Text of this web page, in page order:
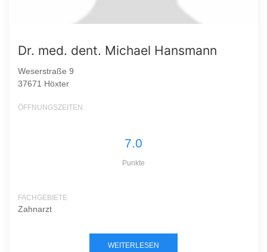
Dr. med. dent. Michael Hansmann
Weserstraße 9
37671 Höxter
ÖFFNUNGSZEITEN
7.0
Punkte
FACHGEBIETE
Zahnarzt
WEITERLESEN